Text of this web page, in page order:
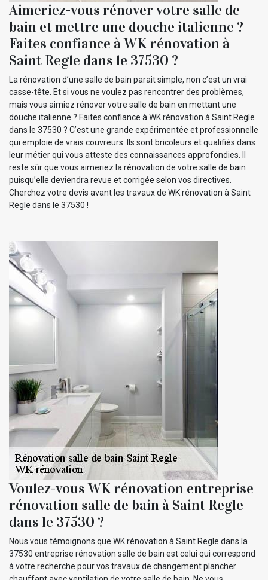
Aimeriez-vous rénover votre salle de
bain et mettre une douche italienne ?
Faites confiance à WK rénovation à
Saint Regle dans le 37530 ?
La rénovation d’une salle de bain parait simple, non c’est un vrai
casse-tête. Et si vous ne voulez pas rencontrer des problèmes,
mais vous aimiez rénover votre salle de bain en mettant une
douche italienne ? Faites confiance à WK rénovation à Saint Regle
dans le 37530 ? C’est une grande expérimentée et professionnelle
qui emploie de vrais couvreurs. Ils sont bricoleurs et qualifiés dans
leur métier qui vous atteste des connaissances approfondies. Il
reste sûr que vous aimeriez la rénovation de votre salle de bain
puisqu’elle deviendra revue et corrigée selon vos directives.
Cherchez votre devis avant les travaux de WK rénovation à Saint
Regle dans le 37530 !
Voulez-vous WK rénovation entreprise
rénovation salle de bain à Saint Regle
dans le 37530 ?
Nous vous témoignons que WK rénovation à Saint Regle dans la
37530 entreprise rénovation salle de bain est celui qui correspond
à votre recherche pour vos travaux de changement plancher